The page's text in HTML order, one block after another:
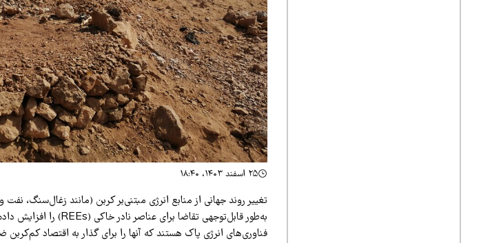
۲۵ اسفند ۱۴۰۳، ۱۸:۴۰
تغییر روند جهانی از منابع انرژی مبتنی‌بر کربن (مانند زغال‌سنگ،
فناوری‌های انرژی پاک هستند که آنها را برای گذار به اقتصاد